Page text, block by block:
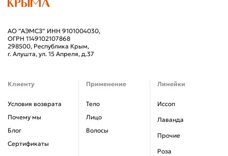
АО ”АЭМСЗ” ИНН 9101004030,
ОГРН 1149102107868
298500, Республика Крым,
г. Алушта, ул. 15 Апреля, д.37
Клиенту
Условия возврата
Почему мы
Блог
Сертификаты
Применение
Тело
Лицо
Волосы
Линейки
Иссоп
Лаванда
Прочие
Роза